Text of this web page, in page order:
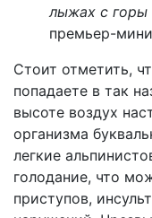
лыжах с горы
премьер-
Стоит отметить,
попадаете в так
высоте воздух
организма
легкие
голодание, что
приступов,